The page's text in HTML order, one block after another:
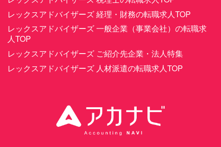
レックスアドバイザーズ 経理・財務の転職求人TOP
レックスアドバイザーズ 一般企業（事業会社）の転職求
人TOP
レックスアドバイザーズ ご紹介先企業・法人特集
レックスアドバイザーズ 人材派遣の転職求人TOP